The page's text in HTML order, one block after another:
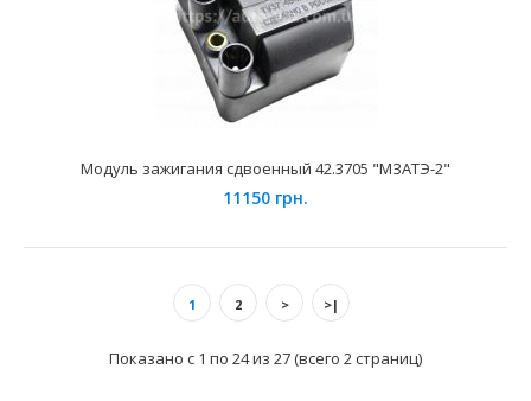
Модуль зажигания 54.3705 (3-контактная)
550 грн.
утановдеными на них 8-ми клапанными двигателями.
Имеет 3-х..
Модуль зажигания сдвоенный 42.3705 "МЗАТЭ-2"
11150 грн.
1 2 > >|
Показано с 1 по 24 из 27 (всего 2 страниц)